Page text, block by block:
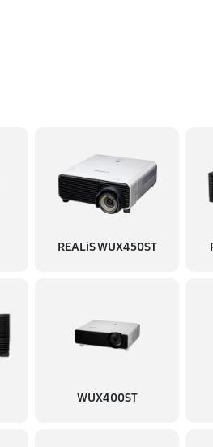
REALiS WUX450ST
WUX400ST